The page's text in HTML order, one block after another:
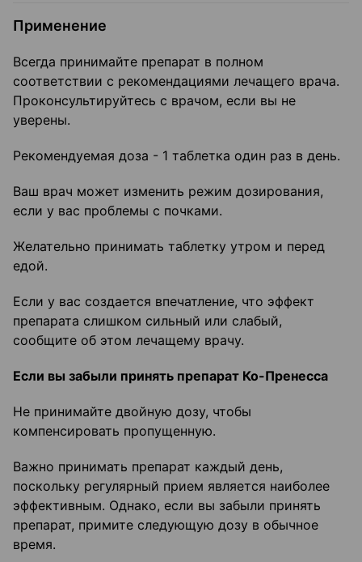
Применение
Всегда принимайте препарат в полном
соответствии с рекомендациями лечащего врача.
Проконсультируйтесь с врачом, если вы не
уверены.
Рекомендуемая доза - 1 таблетка один раз в день.
Ваш врач может изменить режим дозирования,
если у вас проблемы с почками.
Желательно принимать таблетку утром и перед
едой.
Если у вас создается впечатление, что эффект
препарата слишком сильный или слабый,
сообщите об этом лечащему врачу.
Если вы забыли принять препарат Ко-Пренесса
Не принимайте двойную дозу, чтобы
компенсировать пропущенную.
Важно принимать препарат каждый день,
поскольку регулярный прием является наиболее
эффективным. Однако, если вы забыли принять
препарат, примите следующую дозу в обычное
время.